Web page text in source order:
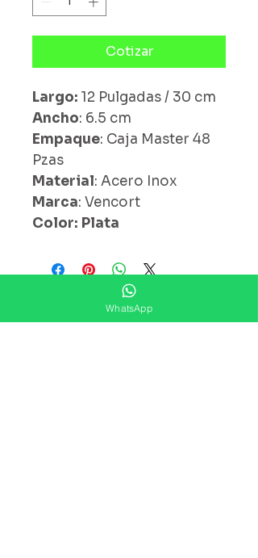
Cotizar
Largo: 12 Pulgadas / 30 cm
Ancho: 6.5 cm
Empaque: Caja Master 48
Pzas
Material: Acero Inox
Marca: Vencort
Color: Plata
¿ Ya Nos Sigues ?
WhatsApp